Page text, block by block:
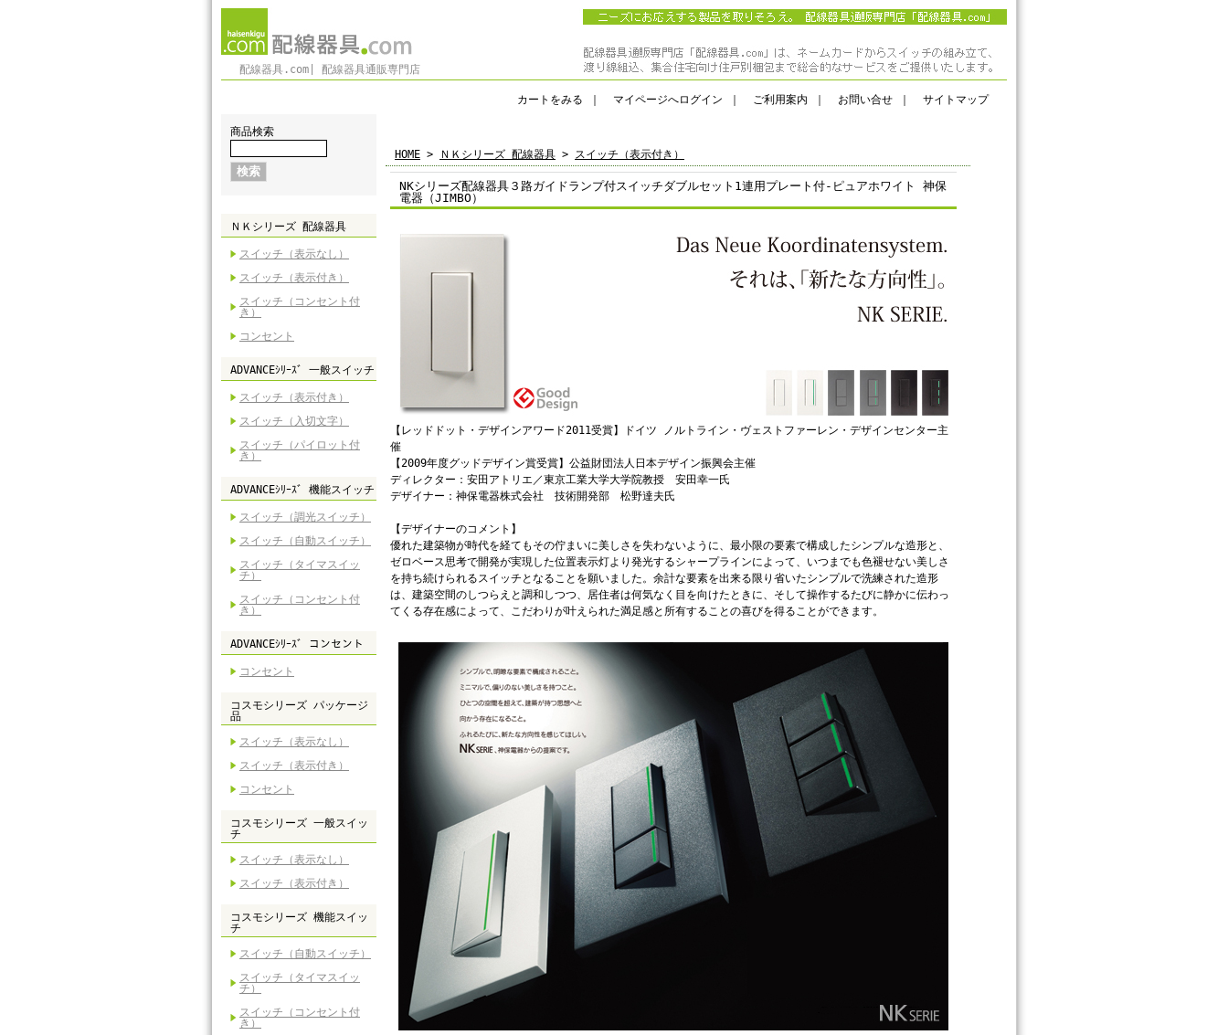
配線器具.com| 配線器具通販専門店
カートをみる マイページへログイン ご利用案内 お問い合せ サイトマップ
商品検索
ＮＫシリーズ 配線器具
スイッチ（表示なし）
スイッチ（表示付き）
スイッチ（コンセント付
き）
コンセント
ADVANCEｼﾘｰｽﾞ 一般スイッチ
スイッチ（表示付き）
スイッチ（入切文字）
スイッチ（パイロット付
き）
ADVANCEｼﾘｰｽﾞ 機能スイッチ
スイッチ（調光スイッチ）
スイッチ（自動スイッチ）
スイッチ（タイマスイッ
チ）
スイッチ（コンセント付
き）
ADVANCEｼﾘｰｽﾞ コンセント
コンセント
コスモシリーズ パッケージ
品
スイッチ（表示なし）
スイッチ（表示付き）
コンセント
コスモシリーズ 一般スイッ
チ
スイッチ（表示なし）
スイッチ（表示付き）
コスモシリーズ 機能スイッ
チ
スイッチ（自動スイッチ）
スイッチ（タイマスイッ
チ）
スイッチ（コンセント付
き）
HOME > ＮＫシリーズ 配線器具 > スイッチ（表示付き）
NKシリーズ配線器具３路ガイドランプ付スイッチダブルセット1連用プレート付-ピュアホワイト 神保
電器（JIMBO）
【レッドドット・デザインアワード2011受賞】ドイツ ノルトライン・ヴェストファーレン・デザインセンター主
催
【2009年度グッドデザイン賞受賞】公益財団法人日本デザイン振興会主催
ディレクター：安田アトリエ／東京工業大学大学院教授 安田幸一氏
デザイナー：神保電器株式会社 技術開発部 松野達夫氏
【デザイナーのコメント】
優れた建築物が時代を経てもその佇まいに美しさを失わないように、最小限の要素で構成したシンプルな造形と、
ゼロベース思考で開発が実現した位置表示灯より発光するシャープラインによって、いつまでも色褪せない美しさ
を持ち続けられるスイッチとなることを願いました。余計な要素を出来る限り省いたシンプルで洗練された造形
は、建築空間のしつらえと調和しつつ、居住者は何気なく目を向けたときに、そして操作するたびに静かに伝わっ
てくる存在感によって、こだわりが叶えられた満足感と所有することの喜びを得ることができます。